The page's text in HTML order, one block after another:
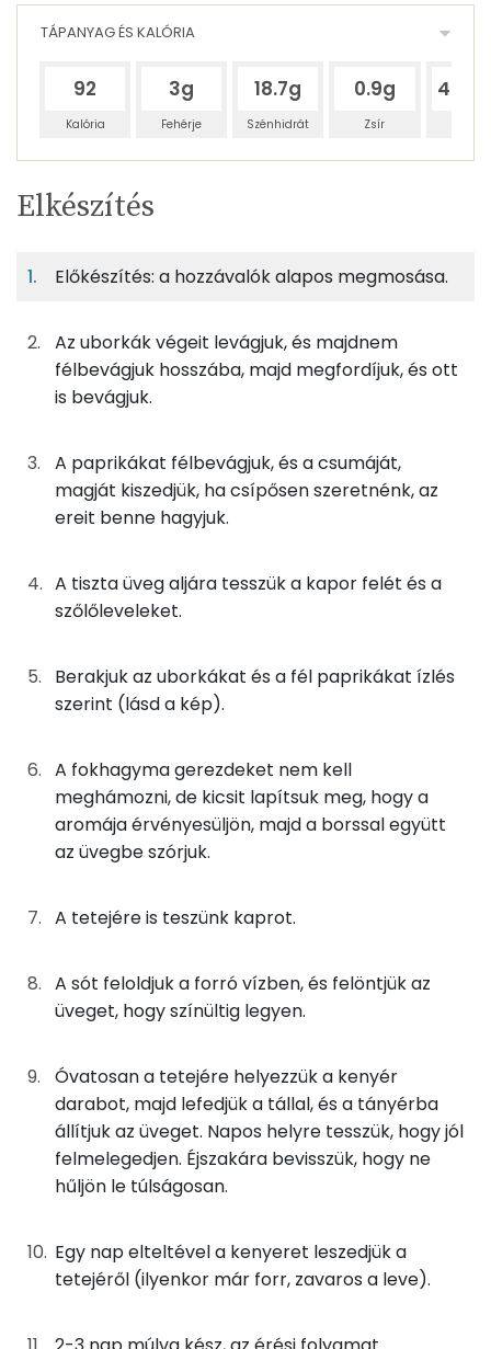
TÁPANYAG ÉS KALÓRIA
92
Kalória
3g
Fehérje
18.7g
Szénhidrát
0.9g
Zsír
Egy
adagban
1%
4%
0%
125gcsemegeuborka
29 kcal
23g kapor
10 kcal
3g szőlőlevél
4g fokhagyma
5 kcal
0g fekete bors
250gvíz
0 kcal
6g kenyér
Összesen
TÁPANYAGTARTALOM
Egy
8
100
1%
Fehérje
4%
Szénhidrát
0%
Zsír
95%
Víz
Nátrium
Kálcium
Magnézium
Vas
TOP vitaminok
Kolin:
Niacin - B3 vitamin:
β-karotin
Fehérje
Összesen
Zsír
Összesen
Egyszeresen telítetlen zsírsav:
0 g
Többszörösen telítetlen zsírsav
Elkészítés
Előkészítés: a hozzávalók alapos megmosása.
Az uborkák végeit levágjuk, és majdnem
félbevágjuk hosszába, majd megfordíjuk, és ott
is bevágjuk.
A paprikákat félbevágjuk, és a csumáját,
magját kiszedjük, ha csípősen szeretnénk, az
ereit benne hagyjuk.
A tiszta üveg aljára tesszük a kapor felét és a
szőlőleveleket.
Berakjuk az uborkákat és a fél paprikákat ízlés
szerint (lásd a kép).
A fokhagyma gerezdeket nem kell
meghámozni, de kicsit lapítsuk meg, hogy a
aromája érvényesüljön, majd a borssal együtt
az üvegbe szórjuk.
A tetejére is teszünk kaprot.
A sót feloldjuk a forró vízben, és felöntjük az
üveget, hogy színültig legyen.
Óvatosan a tetejére helyezzük a kenyér
darabot, majd lefedjük a tállal, és a tányérba
állítjuk az üveget. Napos helyre tesszük, hogy jól
felmelegedjen. Éjszakára bevisszük, hogy ne
hűljön le túlságosan.
Egy nap elteltével a kenyeret leszedjük a
tetejéről (ilyenkor már forr, zavaros a leve).